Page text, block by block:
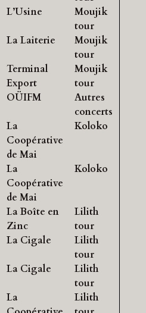
L’Usine
Moujik
tour
La Laiterie
Moujik
tour
Terminal
Export
Moujik
tour
OÜIFM
Autres
concerts
La
Coopérative
de Mai
Koloko
La
Coopérative
de Mai
Koloko
La Boîte en
Zinc
Lilith
tour
La Cigale
Lilith
tour
La Cigale
Lilith
tour
La
Lilith